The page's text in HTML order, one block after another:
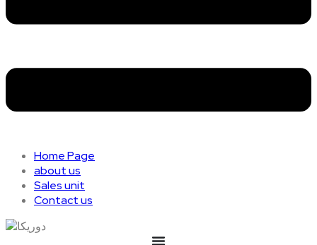
Home Page
about us
Sales unit
Contact us